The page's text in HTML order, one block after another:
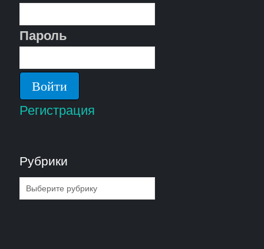
Пароль
Регистрация
Рубрики
Рубрики